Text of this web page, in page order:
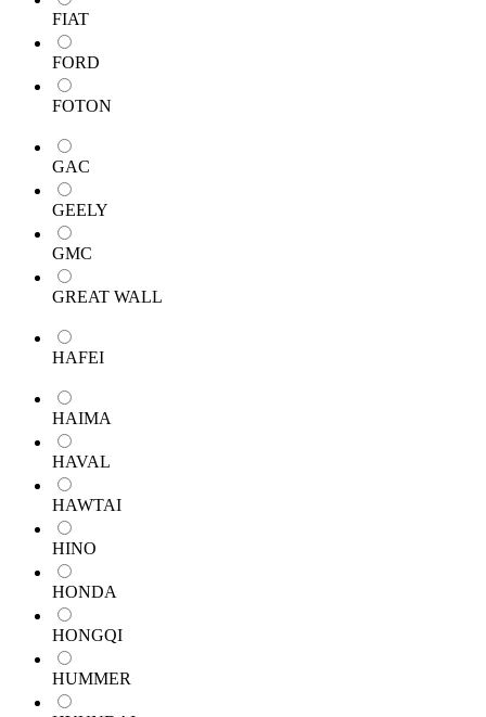
FIAT
FORD
FOTON
GAC
GEELY
GMC
GREAT WALL
HAFEI
HAIMA
HAVAL
HAWTAI
HINO
HONDA
HONGQI
HUMMER